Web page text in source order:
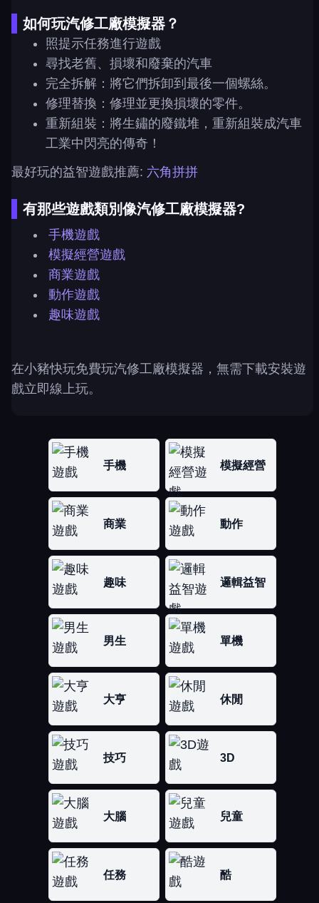
如何玩汽修工廠模擬器？
照提示任務進行遊戲
尋找老舊、損壞和廢棄的汽車
完全拆解：將它們拆卸到最後一個螺絲。
修理替換：修理並更換損壞的零件。
重新組裝：將生鏽的廢鐵堆，重新組裝成汽車
工業中閃亮的傳奇！
最好玩的益智遊戲推薦: 六角拼拼
有那些遊戲類別像汽修工廠模擬器?
手機遊戲
模擬經營遊戲
商業遊戲
動作遊戲
趣味遊戲
在小豬快玩免費玩汽修工廠模擬器，無需下載安裝遊
戲立即線上玩。
手機 模擬經營
商業 動作
趣味 邏輯益智
男生 單機
大亨 休閒
技巧 3D
大腦 兒童
任務 酷